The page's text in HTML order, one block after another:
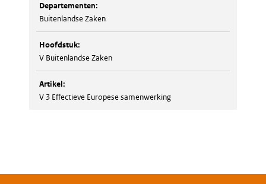
Departementen:
Buitenlandse Zaken
Hoofdstuk:
V Buitenlandse Zaken
Artikel:
V 3 Effectieve Europese samenwerking